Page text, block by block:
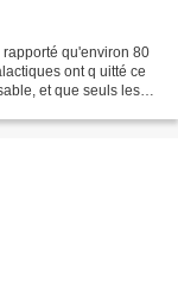
qu'environ 80
ont q uitté ce
et que seuls les